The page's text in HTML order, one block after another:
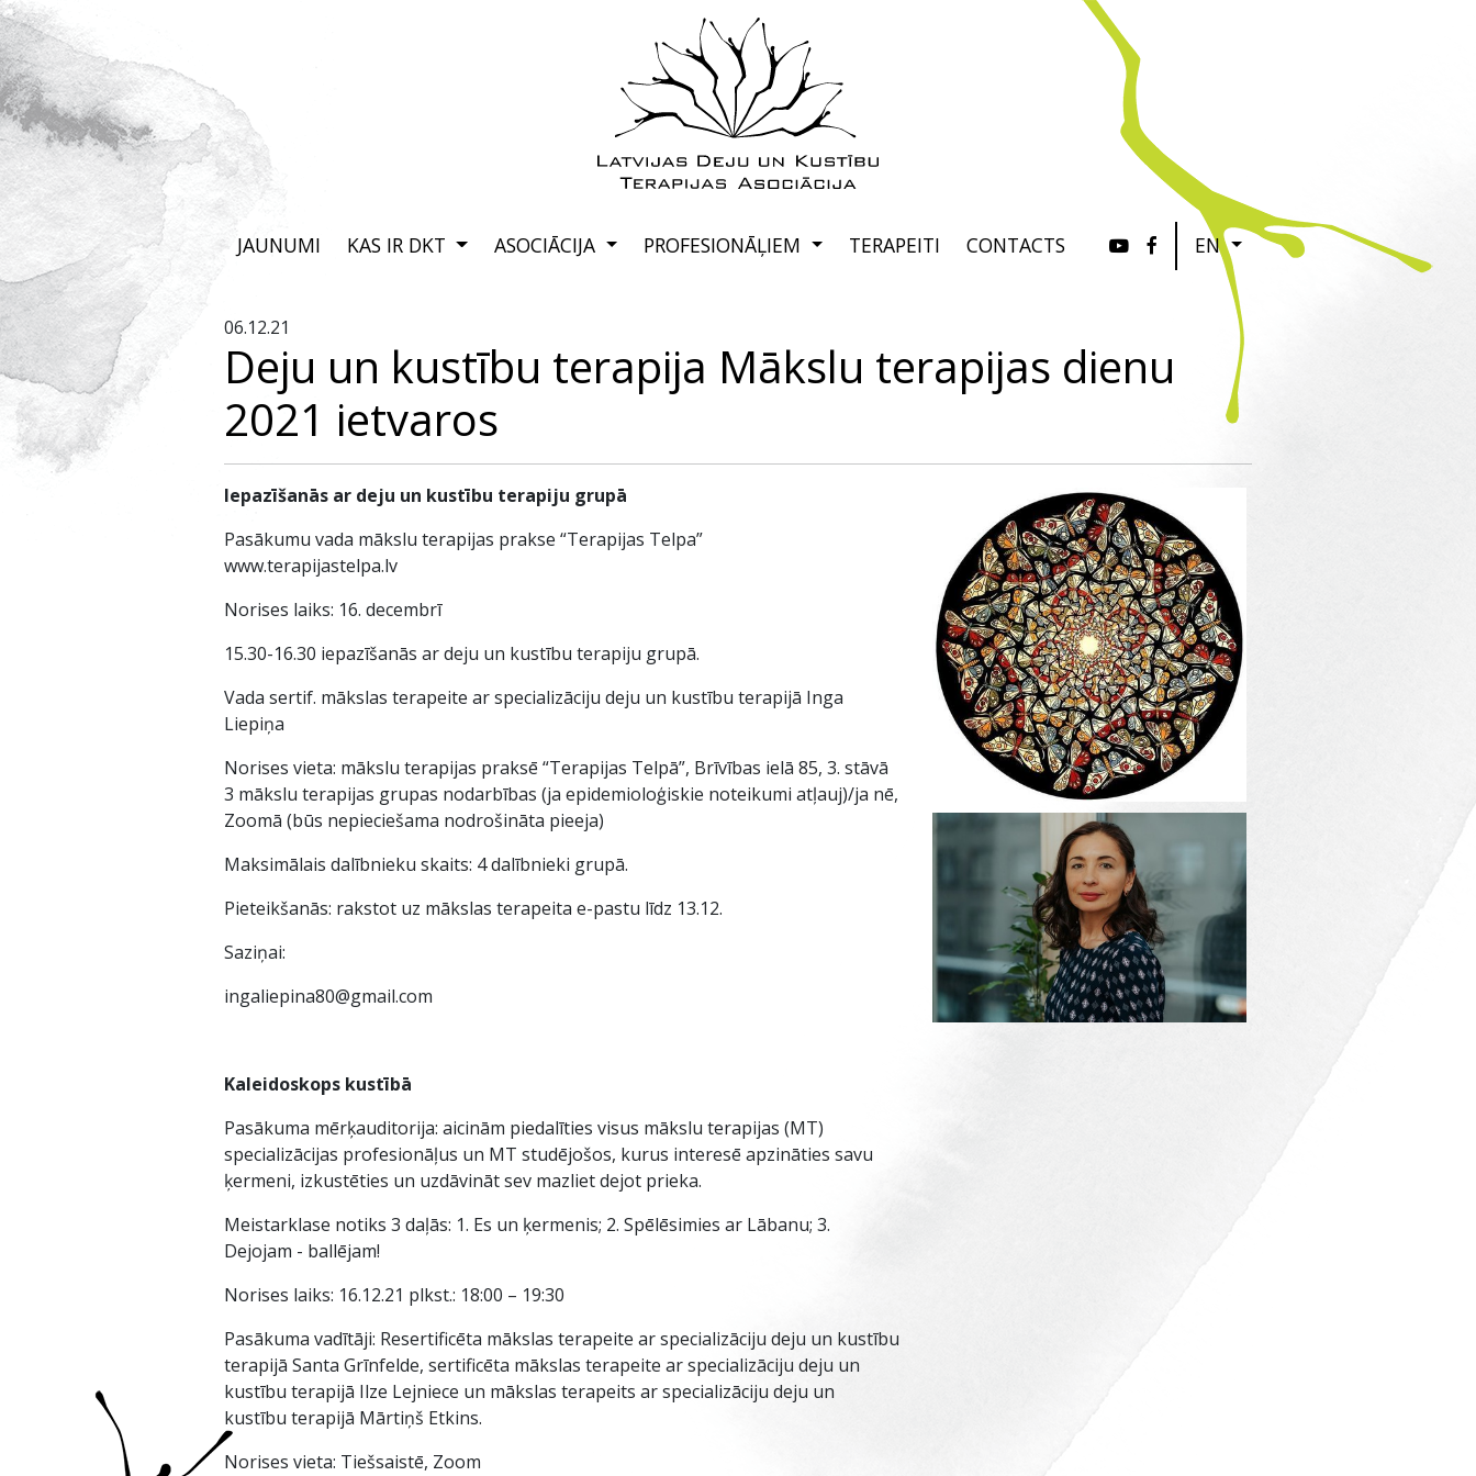
JAUNUMI KAS IR DKT ASOCIĀCIJA PROFESIONĀĻIEM TERAPEITI CONTACTS EN
06.12.21
Deju un kustību terapija Mākslu terapijas dienu
2021 ietvaros
Iepazīšanās ar deju un kustību terapiju grupā
Pasākumu vada mākslu terapijas prakse “Terapijas Telpa”
www.terapijastelpa.lv
Norises laiks: 16. decembrī
15.30-16.30 iepazīšanās ar deju un kustību terapiju grupā.
Vada sertif. mākslas terapeite ar specializāciju deju un kustību terapijā Inga
Liepiņa
Norises vieta: mākslu terapijas praksē “Terapijas Telpā”, Brīvības ielā 85, 3. stāvā
3 mākslu terapijas grupas nodarbības (ja epidemioloģiskie noteikumi atļauj)/ja nē,
Zoomā (būs nepieciešama nodrošināta pieeja)
Maksimālais dalībnieku skaits: 4 dalībnieki grupā.
Pieteikšanās: rakstot uz mākslas terapeita e-pastu līdz 13.12.
Saziņai:
ingaliepina80@gmail.com
Kaleidoskops kustībā
Pasākuma mērķauditorija: aicinām piedalīties visus mākslu terapijas (MT)
specializācijas profesionāļus un MT studējošos, kurus interesē apzināties savu
ķermeni, izkustēties un uzdāvināt sev mazliet dejot prieka.
Meistarklase notiks 3 daļās: 1. Es un ķermenis; 2. Spēlēsimies ar Lābanu; 3.
Dejojam - ballējam!
Norises laiks: 16.12.21 plkst.: 18:00 – 19:30
Pasākuma vadītāji: Resertificēta mākslas terapeite ar specializāciju deju un kustību
terapijā Santa Grīnfelde, sertificēta mākslas terapeite ar specializāciju deju un
kustību terapijā Ilze Lejniece un mākslas terapeits ar specializāciju deju un
kustību terapijā Mārtiņš Etkins.
Norises vieta: Tiešsaistē, Zoom